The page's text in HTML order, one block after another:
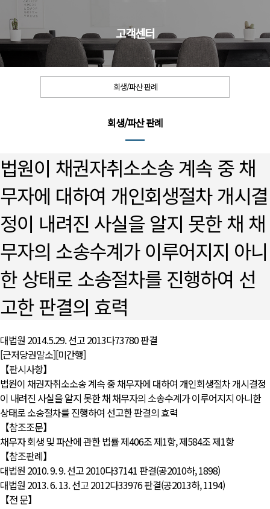
고객센터
회생/파산 판례
회생/파산 판례
법원이 채권자취소소송 계속 중 채
무자에 대하여 개인회생절차 개시결
정이 내려진 사실을 알지 못한 채 채
무자의 소송수계가 이루어지지 아니
한 상태로 소송절차를 진행하여 선
고한 판결의 효력
대법원 2014.5.29. 선고 2013다73780 판결
[근저당권말소][미간행]
【판시사항】
법원이 채권자취소소송 계속 중 채무자에 대하여 개인회생절차 개시결정
이 내려진 사실을 알지 못한 채 채무자의 소송수계가 이루어지지 아니한
상태로 소송절차를 진행하여 선고한 판결의 효력
【참조조문】
채무자 회생 및 파산에 관한 법률 제406조 제1항, 제584조 제1항
【참조판례】
대법원 2010. 9. 9. 선고 2010다37141 판결(공2010하, 1898)
대법원 2013. 6. 13. 선고 2012다33976 판결(공2013하, 1194)
【전 문】